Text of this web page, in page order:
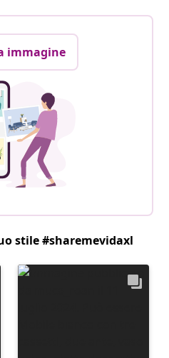
immagine
stile #sharemevidaxl